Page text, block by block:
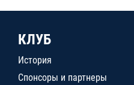
КЛУБ
История
Спонсоры и партнеры